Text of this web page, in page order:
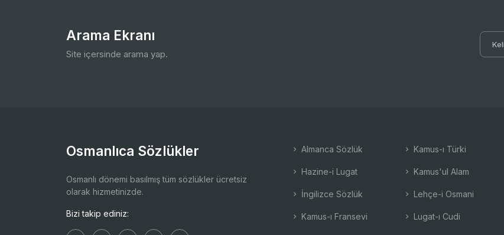
Arama Ekranı
Site içersinde arama yap.
Osmanlıca Sözlükler
Osmanlı dönemi basılmış tüm sözlükler ücretsiz
olarak hizmetinizde.
Bizi takip ediniz:
Almanca Sözlük
Hazine-i Lugat
İngilizce Sözlük
Kamus-ı Fransevi
Kamus-ı Türki
Kamus'ul Alam
Lehçe-i Osmani
Lugat-ı Cudi